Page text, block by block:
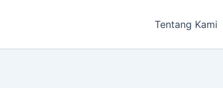
Tentang Kami